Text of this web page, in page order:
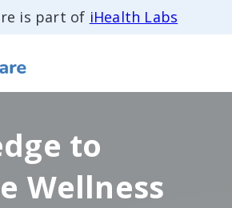
is part of iHealth Labs
to
Wellness